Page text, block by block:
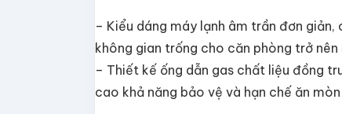
– Kiểu dáng máy lạnh âm trần đơn
không gian trống cho căn phòng trở nên
– Thiết kế ống dẫn gas chất liệu đồng
cao khả năng bảo vệ và hạn chế ăn